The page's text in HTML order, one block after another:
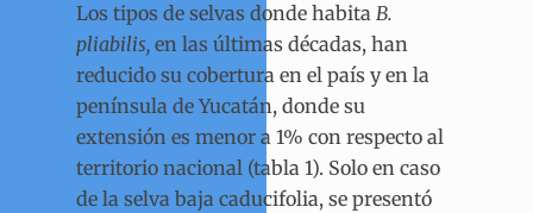
Los tipos de selvas donde habita B.
pliabilis, en las últimas décadas, han
reducido su cobertura en el país y en la
península de Yucatán, donde su
extensión es menor a 1% con respecto al
territorio nacional (tabla 1). Solo en caso
de la selva baja caducifolia, se presentó